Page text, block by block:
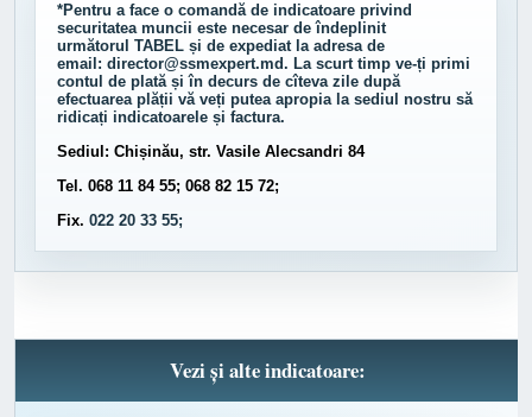
*Pentru a face o comandă de indicatoare privind
securitatea muncii este necesar de îndeplinit
următorul TABEL și de expediat la adresa de
email: director@ssmexpert.md. La scurt timp ve-ți primi
contul de plată și în decurs de cîteva zile după
efectuarea plății vă veți putea apropia la sediul nostru să
ridicați indicatoarele și factura.
Sediul: Chișinău, str. Vasile Alecsandri 84
Tel. 068 11 84 55; 068 82 15 72;
Fix. 022 20 33 55;
Vezi și alte indicatoare: